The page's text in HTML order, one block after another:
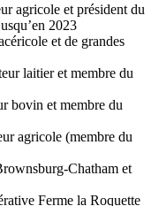
agricole et président du
2023
et de grandes
laitier et membre du
bovin et membre du
agricole (membre du
Chatham et
Ferme la Roquette